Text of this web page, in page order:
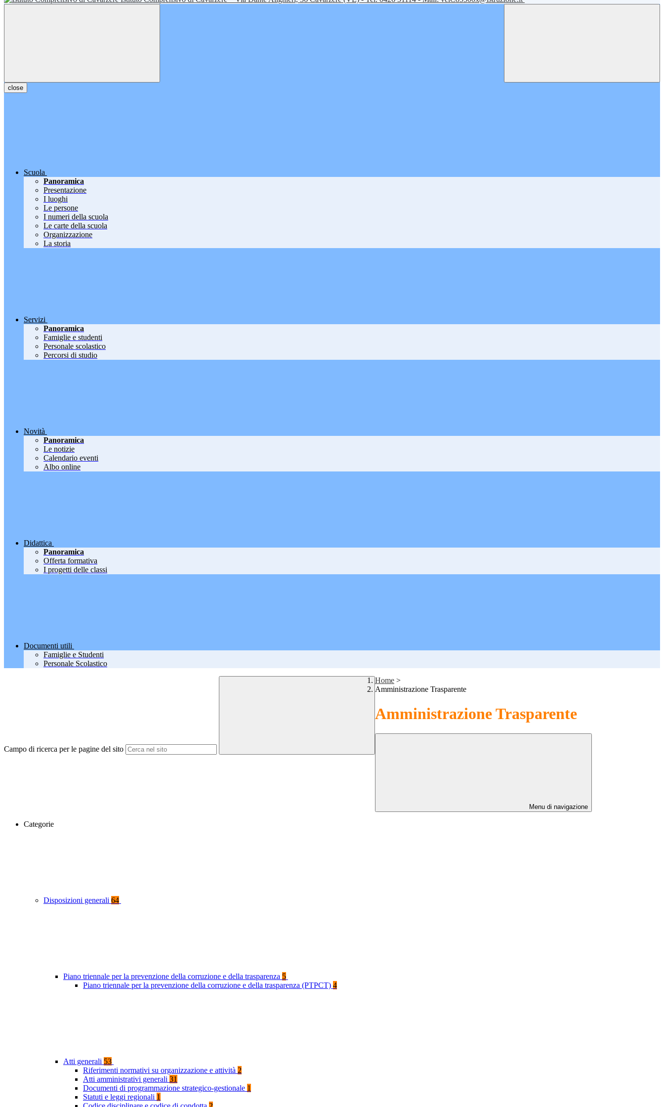
close
Scuola
Panoramica
Presentazione
I luoghi
Le persone
I numeri della scuola
Le carte della scuola
Organizzazione
La storia
Servizi
Panoramica
Famiglie e studenti
Personale scolastico
Percorsi di studio
Novità
Panoramica
Le notizie
Calendario eventi
Albo online
Didattica
Panoramica
Offerta formativa
I progetti delle classi
Documenti utili
Famiglie e Studenti
Personale Scolastico
Campo di ricerca per le pagine del sito
Home >
Amministrazione Trasparente
Amministrazione Trasparente
Menu di navigazione
Categorie
Disposizioni generali 64
Piano triennale per la prevenzione della corruzione e della trasparenza 5
Piano triennale per la prevenzione della corruzione e della trasparenza (PTPCT) 4
Atti generali 53
Riferimenti normativi su organizzazione e attività 2
Atti amministrativi generali 31
Documenti di programmazione strategico-gestionale 1
Statuti e leggi regionali 1